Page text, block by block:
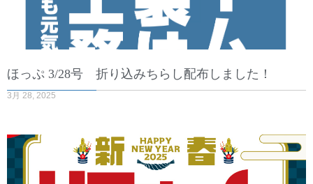
ほっぷ 3/28号 折り込みちらし配布しました！
3月 28, 2025